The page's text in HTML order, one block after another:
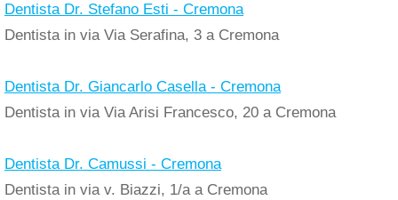
Dentista Dr. Stefano Esti - Cremona
Dentista in via Via Serafina, 3 a Cremona
Dentista Dr. Giancarlo Casella - Cremona
Dentista in via Via Arisi Francesco, 20 a Cremona
Dentista Dr. Camussi - Cremona
Dentista in via v. Biazzi, 1/a a Cremona